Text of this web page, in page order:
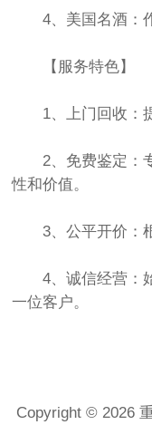
4、美国名酒：作
【服务特色】
1、上门回收：提
2、免费鉴定：专
性和价值。
3、公平开价：根
4、诚信经营：始
一位客户。
Copyright © 2026